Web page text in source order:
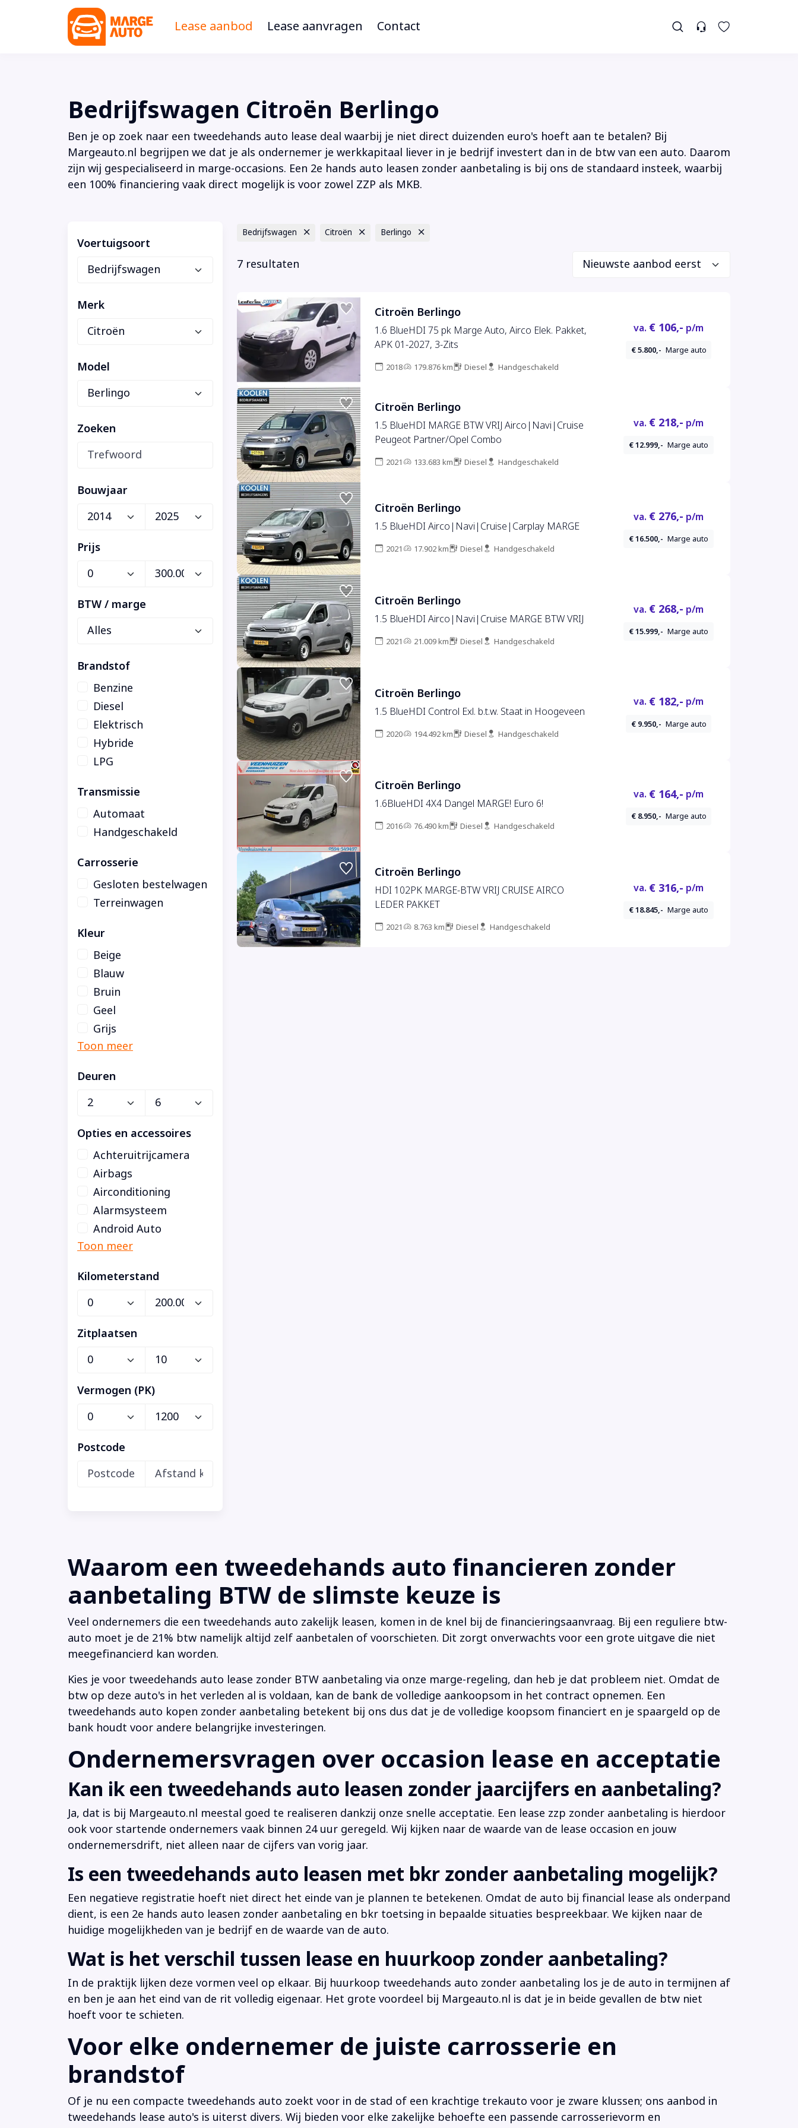
Lease aanbod Lease aanvragen Contact
Bedrijfswagen Citroën Berlingo
Ben je op zoek naar een tweedehands auto lease deal waarbij je niet direct duizenden euro's hoeft aan te betalen? Bij
Margeauto.nl begrijpen we dat je als ondernemer je werkkapitaal liever in je bedrijf investert dan in de btw van een auto. Daarom
zijn wij gespecialiseerd in marge-occasions. Een 2e hands auto leasen zonder aanbetaling is bij ons de standaard insteek, waarbij
een 100% financiering vaak direct mogelijk is voor zowel ZZP als MKB.
Voertuigsoort
Merk
Model
Zoeken
Bouwjaar
Prijs
BTW / marge
Brandstof
Benzine
Diesel
Elektrisch
Hybride
LPG
Transmissie
Automaat
Handgeschakeld
Carrosserie
Gesloten bestelwagen
Terreinwagen
Kleur
Beige
Blauw
Bruin
Geel
Grijs
Deuren
Opties en accessoires
Achteruitrijcamera
Airbags
Airconditioning
Alarmsysteem
Android Auto
Kilometerstand
Zitplaatsen
Vermogen (PK)
Postcode
Bedrijfswagen Citroën Berlingo
7 resultaten
Citroën Berlingo
1.6 BlueHDI 75 pk Marge Auto, Airco Elek. Pakket,
APK 01-2027, 3-Zits
2018 179.876 km Diesel Handgeschakeld
va. € 106,- p/m
€ 5.800,- Marge auto
Citroën Berlingo
1.5 BlueHDI MARGE BTW VRIJ Airco|Navi|Cruise
Peugeot Partner/Opel Combo
2021 133.683 km Diesel Handgeschakeld
va. € 218,- p/m
€ 12.999,- Marge auto
Citroën Berlingo
1.5 BlueHDI Airco|Navi|Cruise|Carplay MARGE
2021 17.902 km Diesel Handgeschakeld
va. € 276,- p/m
€ 16.500,- Marge auto
Citroën Berlingo
1.5 BlueHDI Airco|Navi|Cruise MARGE BTW VRIJ
2021 21.009 km Diesel Handgeschakeld
va. € 268,- p/m
€ 15.999,- Marge auto
Citroën Berlingo
1.5 BlueHDI Control Exl. b.t.w. Staat in Hoogeveen
2020 194.492 km Diesel Handgeschakeld
va. € 182,- p/m
€ 9.950,- Marge auto
Citroën Berlingo
1.6BlueHDI 4X4 Dangel MARGE! Euro 6!
2016 76.490 km Diesel Handgeschakeld
va. € 164,- p/m
€ 8.950,- Marge auto
Citroën Berlingo
HDI 102PK MARGE-BTW VRIJ CRUISE AIRCO
LEDER PAKKET
2021 8.763 km Diesel Handgeschakeld
va. € 316,- p/m
€ 18.845,- Marge auto
Waarom een tweedehands auto financieren zonder
aanbetaling BTW de slimste keuze is
Veel ondernemers die een tweedehands auto zakelijk leasen, komen in de knel bij de financieringsaanvraag. Bij een reguliere btw-
auto moet je de 21% btw namelijk altijd zelf aanbetalen of voorschieten. Dit zorgt onverwachts voor een grote uitgave die niet
meegefinancierd kan worden.
Kies je voor tweedehands auto lease zonder BTW aanbetaling via onze marge-regeling, dan heb je dat probleem niet. Omdat de
btw op deze auto's in het verleden al is voldaan, kan de bank de volledige aankoopsom in het contract opnemen. Een
tweedehands auto kopen zonder aanbetaling betekent bij ons dus dat je de volledige koopsom financiert en je spaargeld op de
bank houdt voor andere belangrijke investeringen.
Ondernemersvragen over occasion lease en acceptatie
Kan ik een tweedehands auto leasen zonder jaarcijfers en aanbetaling?
Ja, dat is bij Margeauto.nl meestal goed te realiseren dankzij onze snelle acceptatie. Een lease zzp zonder aanbetaling is hierdoor
ook voor startende ondernemers vaak binnen 24 uur geregeld. Wij kijken naar de waarde van de lease occasion en jouw
ondernemersdrift, niet alleen naar de cijfers van vorig jaar.
Is een tweedehands auto leasen met bkr zonder aanbetaling mogelijk?
Een negatieve registratie hoeft niet direct het einde van je plannen te betekenen. Omdat de auto bij financial lease als onderpand
dient, is een 2e hands auto leasen zonder aanbetaling en bkr toetsing in bepaalde situaties bespreekbaar. We kijken naar de
huidige mogelijkheden van je bedrijf en de waarde van de auto.
Wat is het verschil tussen lease en huurkoop zonder aanbetaling?
In de praktijk lijken deze vormen veel op elkaar. Bij huurkoop tweedehands auto zonder aanbetaling los je de auto in termijnen af
en ben je aan het eind van de rit volledig eigenaar. Het grote voordeel bij Margeauto.nl is dat je in beide gevallen de btw niet
hoeft voor te schieten.
Voor elke ondernemer de juiste carrosserie en
brandstof
Of je nu een compacte tweedehands auto zoekt voor in de stad of een krachtige trekauto voor je zware klussen; ons aanbod in
tweedehands lease auto's is uiterst divers. Wij bieden voor elke zakelijke behoefte een passende carrosserievorm en